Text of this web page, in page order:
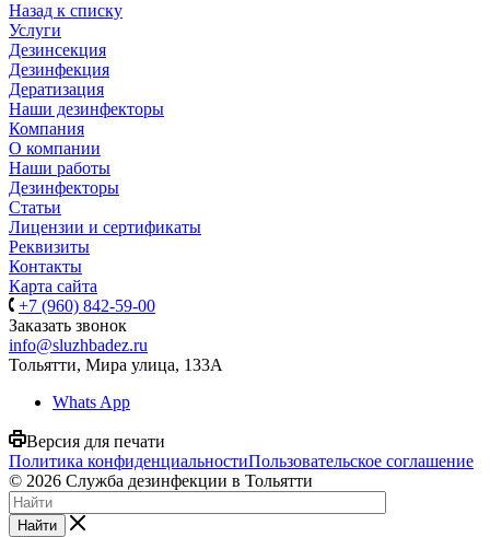
Назад к списку
Услуги
Дезинсекция
Дезинфекция
Дератизация
Наши дезинфекторы
Компания
О компании
Наши работы
Дезинфекторы
Статьи
Лицензии и сертификаты
Реквизиты
Контакты
Карта сайта
+7 (960) 842-59-00
Заказать звонок
info@sluzhbadez.ru
Тольятти, Мира улица, 133А
Whats App
Версия для печати
Политика конфиденциальностиПользовательское соглашение
© 2026 Служба дезинфекции в Тольятти
Найти